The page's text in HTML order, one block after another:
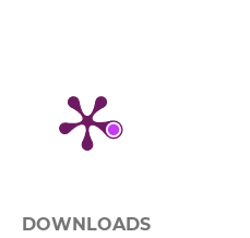
DOWNLOADS